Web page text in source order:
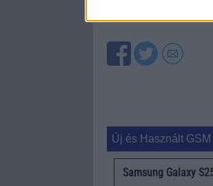
Új és Használt
Samsung Galaxy